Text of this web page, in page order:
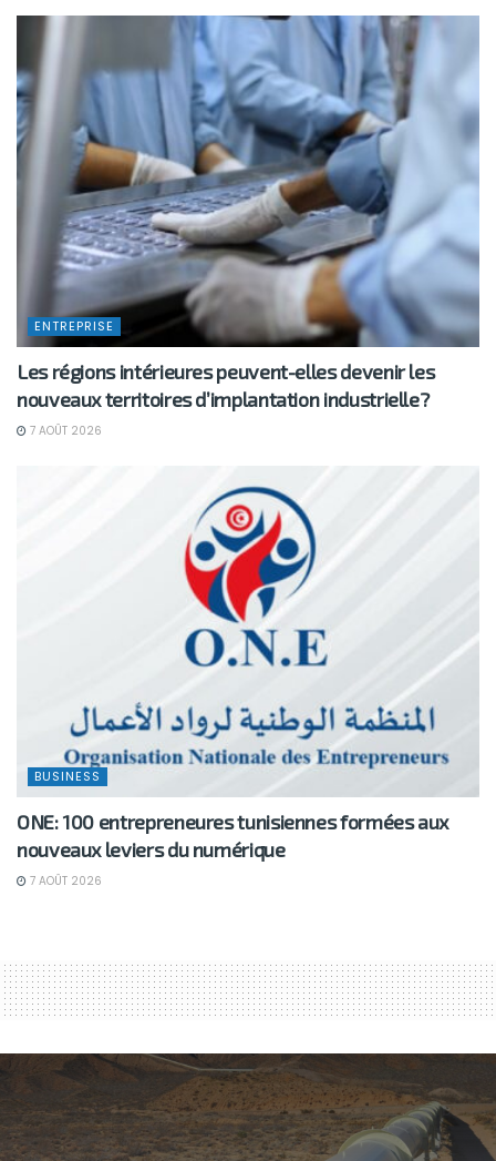
ENTREPRISE
Les régions intérieures peuvent-elles devenir les
nouveaux territoires d’implantation industrielle?
7 AOÛT 2026
BUSINESS
ONE: 100 entrepreneures tunisiennes formées aux
nouveaux leviers du numérique
7 AOÛT 2026